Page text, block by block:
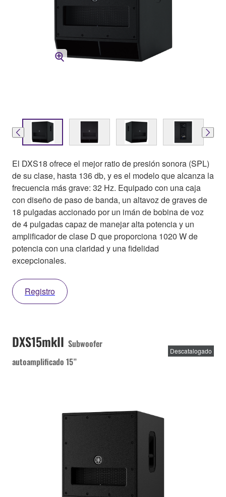
El DXS18 ofrece el mejor ratio de presión sonora (SPL)
de su clase, hasta 136 db, y es el modelo que alcanza la
frecuencia más grave: 32 Hz. Equipado con una caja
con diseño de paso de banda, un altavoz de graves de
18 pulgadas accionado por un imán de bobina de voz
de 4 pulgadas capaz de manejar alta potencia y un
amplificador de clase D que proporciona 1020 W de
potencia con una claridad y una fidelidad
excepcionales.
Registro
DXS15mkII Subwoofer
autoamplificado 15”
Descatalogado